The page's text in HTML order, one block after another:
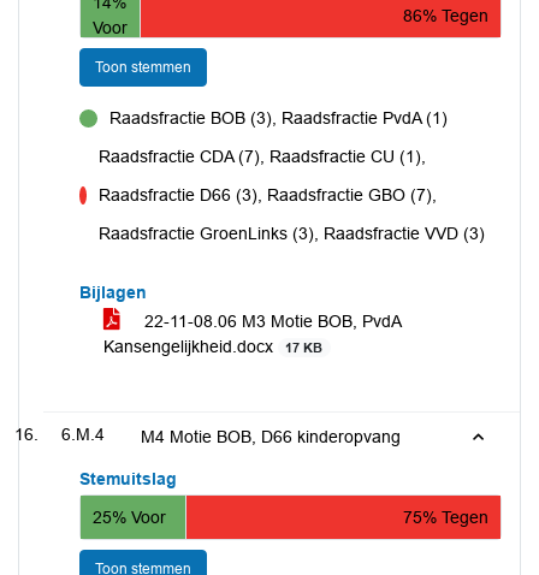
Voor
86% Tegen
Toon stemmen
Raadsfractie BOB (3), Raadsfractie PvdA (1)
Raadsfractie CDA (7), Raadsfractie CU (1),
Raadsfractie D66 (3), Raadsfractie GBO (7),
Raadsfractie GroenLinks (3), Raadsfractie VVD (3)
Bijlagen
22-11-08.06 M3 Motie BOB, PvdA
Kansengelijkheid.docx
17 KB
6.M.4 M4 Motie BOB, D66 kinderopvang
Stemuitslag
25% Voor
75% Tegen
Toon stemmen